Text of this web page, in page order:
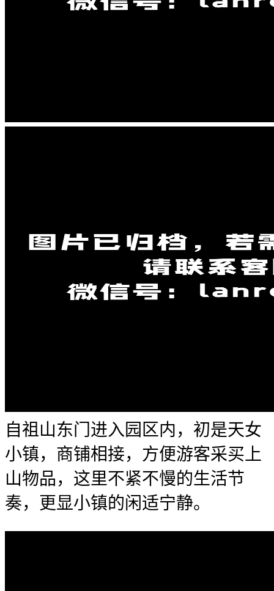
自祖山东门进入园区内，初是天女
小镇，商铺相接，方便游客采买上
山物品，这里不紧不慢的生活节
奏，更显小镇的闲适宁静。